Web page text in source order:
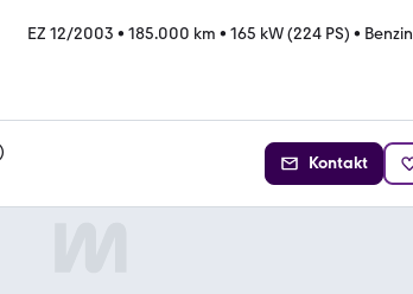
EZ 12/2003 • 185.000 km • 165 kW (224 PS) • Benzin
)
Kontakt